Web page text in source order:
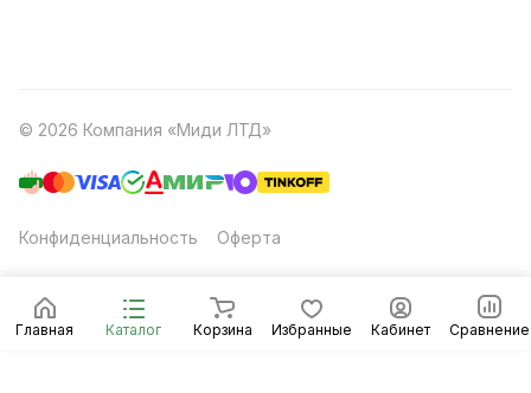
Главная Каталог Корзина Избранные Кабинет Сравнение
© 2026 Компания «Миди ЛТД»
Конфиденциальность Оферта